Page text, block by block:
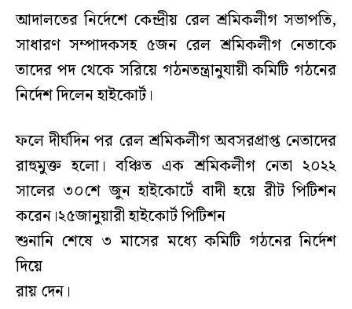
আদালতের নির্দেশে কেন্দ্রীয় রেল শ্রমিকলীগ সভাপতি,
সাধারণ সম্পাদকসহ ৫জন রেল শ্রমিকলীগ নেতাকে
তাদের পদ থেকে সরিয়ে গঠনতন্ত্রানুযায়ী কমিটি গঠনের
নির্দেশ দিলেন হাইকোর্ট।
ফলে দীর্ঘদিন পর রেল শ্রমিকলীগ অবসরপ্রাপ্ত নেতাদের
রাহুমুক্ত হলো। বঞ্চিত এক শ্রমিকলীগ নেতা ২০২২
সালের ৩০শে জুন হাইকোর্টে বাদী হয়ে রীট পিটিশন
করেন।২৫জানুয়ারী হাইকোর্ট পিটিশন
শুনানি শেষে ৩ মাসের মধ্যে কমিটি গঠনের নির্দেশ
দিয়ে
রায় দেন।